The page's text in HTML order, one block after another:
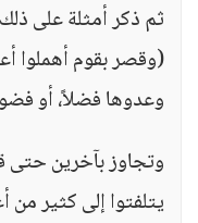
ثم ذكر أمثلة على
(وقصر بقوم أهملوا
وعدوها فضلاً، أو
وتجاوز بآخرين حتى
يتلفتوا إلى كثير من